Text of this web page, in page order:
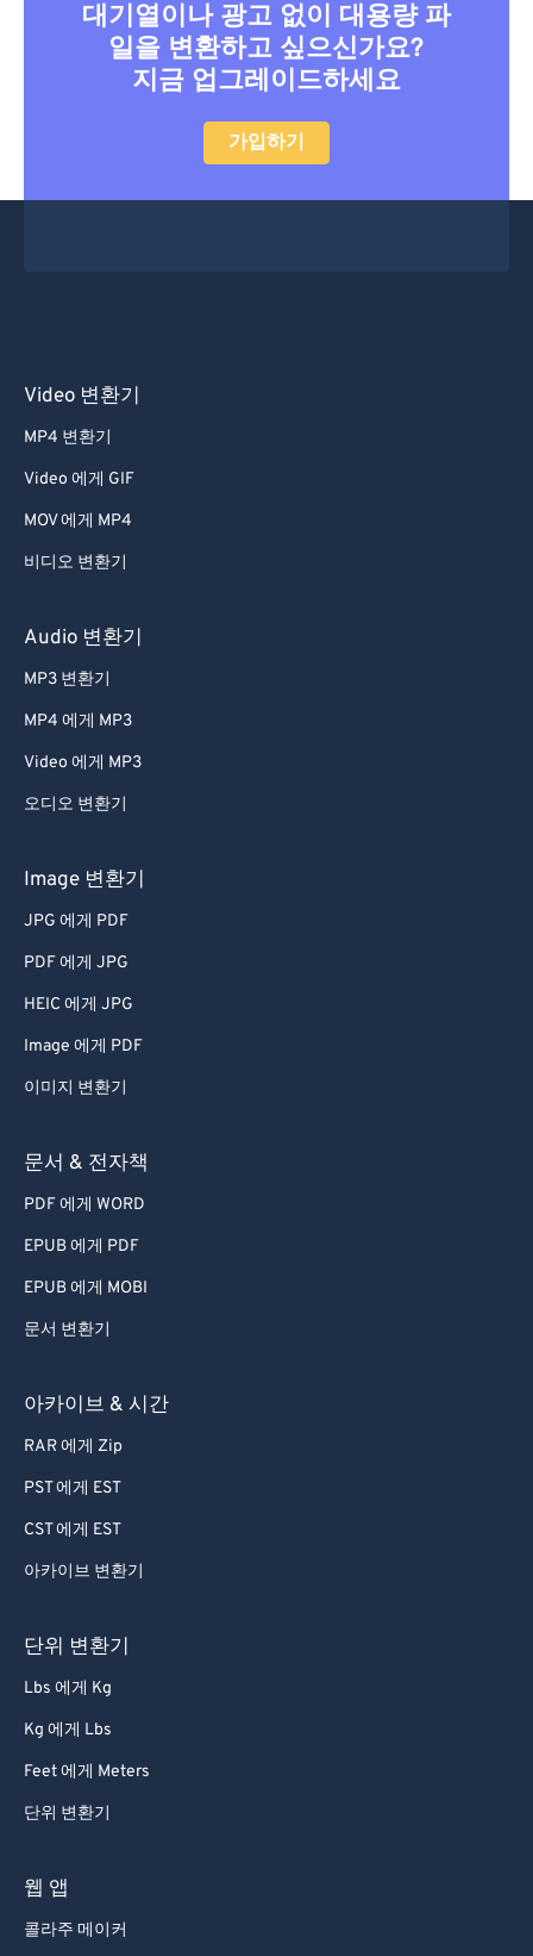
대기열이나 광고 없이 대용량 파
일을 변환하고 싶으신가요?
지금 업그레이드하세요
가입하기
Video 변환기
MP4 변환기
Video 에게 GIF
MOV 에게 MP4
비디오 변환기
Audio 변환기
MP3 변환기
MP4 에게 MP3
Video 에게 MP3
오디오 변환기
Image 변환기
JPG 에게 PDF
PDF 에게 JPG
HEIC 에게 JPG
Image 에게 PDF
이미지 변환기
문서 & 전자책
PDF 에게 WORD
EPUB 에게 PDF
EPUB 에게 MOBI
문서 변환기
아카이브 & 시간
RAR 에게 Zip
PST 에게 EST
CST 에게 EST
아카이브 변환기
단위 변환기
Lbs 에게 Kg
Kg 에게 Lbs
Feet 에게 Meters
단위 변환기
웹 앱
콜라주 메이커